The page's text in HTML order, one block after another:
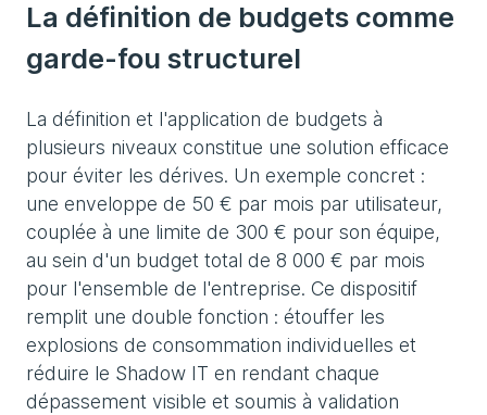
La définition de budgets comme
garde-fou structurel
La définition et l'application de budgets à
plusieurs niveaux constitue une solution efficace
pour éviter les dérives. Un exemple concret :
une enveloppe de 50 € par mois par utilisateur,
couplée à une limite de 300 € pour son équipe,
au sein d'un budget total de 8 000 € par mois
pour l'ensemble de l'entreprise. Ce dispositif
remplit une double fonction : étouffer les
explosions de consommation individuelles et
réduire le Shadow IT en rendant chaque
dépassement visible et soumis à validation